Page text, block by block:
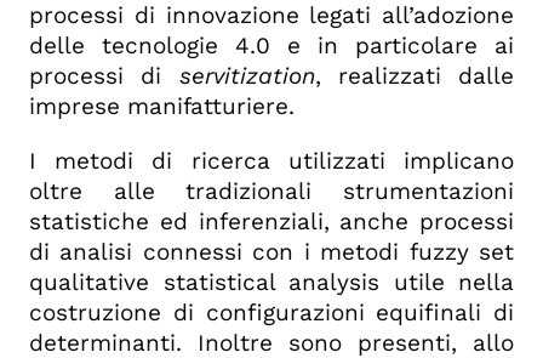
processi di innovazione legati all’adozione
delle tecnologie 4.0 e in particolare ai
processi di servitization, realizzati dalle
imprese manifatturiere.
I metodi di ricerca utilizzati implicano
oltre alle tradizionali strumentazioni
statistiche ed inferenziali, anche processi
di analisi connessi con i metodi fuzzy set
qualitative statistical analysis utile nella
costruzione di configurazioni equifinali di
determinanti. Inoltre sono presenti, allo